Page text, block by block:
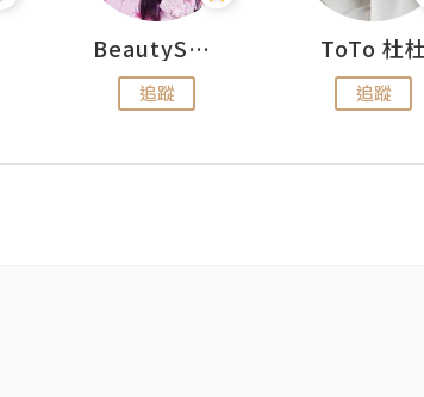
BeautySearch
追蹤
ToTo 杜
追蹤